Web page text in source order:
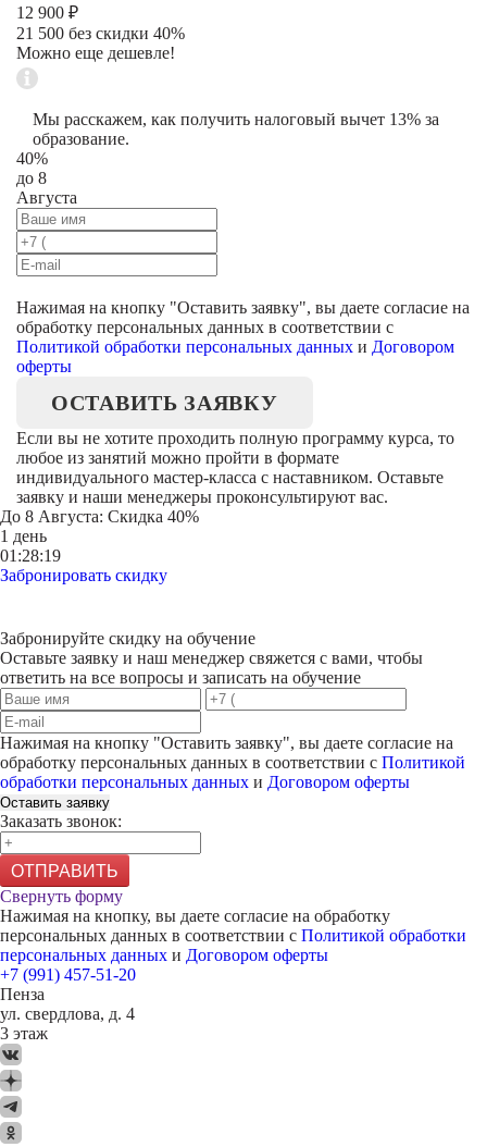
12 900 ₽
21 500 без скидки 40%
Можно еще дешевле!
Мы расскажем, как получить налоговый вычет 13% за
образование.
40%
до 8
Августа
Нажимая на кнопку "Оставить заявку", вы даете согласие на
обработку персональных данных в соответствии с
Политикой обработки персональных данных и Договором
оферты
ОСТАВИТЬ ЗАЯВКУ
Если вы не хотите проходить полную программу курса, то
любое из занятий можно пройти в формате
индивидуального мастер-класса с наставником. Оставьте
заявку и наши менеджеры проконсультируют вас.
До 8 Августа: Скидка 40%
1 день
01:28:19
Забронировать скидку
Забронируйте скидку на обучение
Оставьте заявку и наш менеджер свяжется с вами, чтобы
ответить на все вопросы и записать на обучение
Нажимая на кнопку "Оставить заявку", вы даете согласие на
обработку персональных данных в соответствии с Политикой
обработки персональных данных и Договором оферты
Оставить заявку
Заказать звонок:
ОТПРАВИТЬ
Свернуть форму
Нажимая на кнопку, вы даете согласие на обработку
персональных данных в соответствии с Политикой обработки
персональных данных и Договором оферты
+7 (991) 457-51-20
Пенза
ул. свердлова, д. 4
3 этаж